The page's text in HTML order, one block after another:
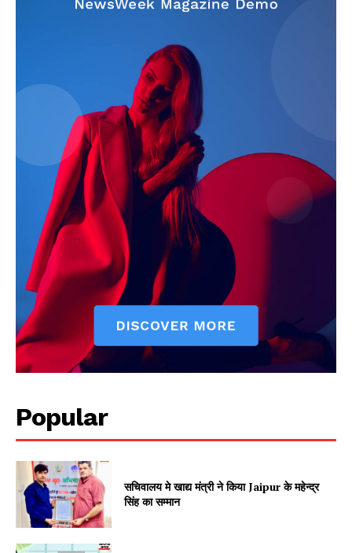
Vishwasniya Hindi Akhbaar
Popular
सचिवालय मे खाद्य मंत्री ने किया Jaipur के महेन्द्र
सिंह का सम्मान